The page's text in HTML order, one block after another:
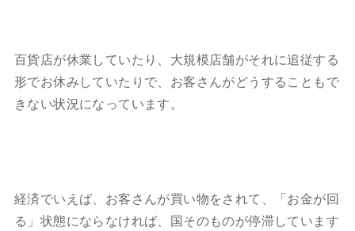
百貨店が休業していたり、大規模店舗がそれに追従する
形でお休みしていたりで、お客さんがどうすることもで
きない状況になっています。
経済でいえば、お客さんが買い物をされて、「お金が回
る」状態にならなければ、国そのものが停滞しています